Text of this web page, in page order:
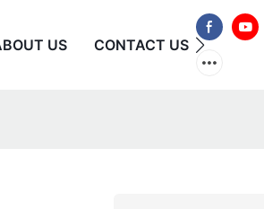
US CONTACT US